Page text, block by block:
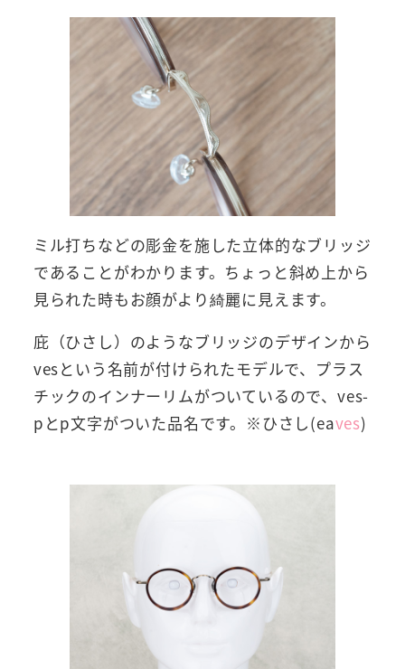
ミル打ちなどの彫金を施した立体的なブリッジ
であることがわかります。ちょっと斜め上から
見られた時もお顔がより綺麗に見えます。
庇（ひさし）のようなブリッジのデザインから
vesという名前が付けられたモデルで、プラス
チックのインナーリムがついているので、ves-
pとp文字がついた品名です。※ひさし(eaves)